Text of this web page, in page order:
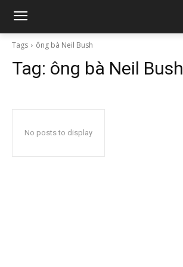
Tags ông bà Neil Bush
Tag: ông bà Neil Bush
No posts to display